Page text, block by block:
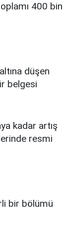
400 bin
düşen
belgesi
kadar artış
resmi
bir bölümü